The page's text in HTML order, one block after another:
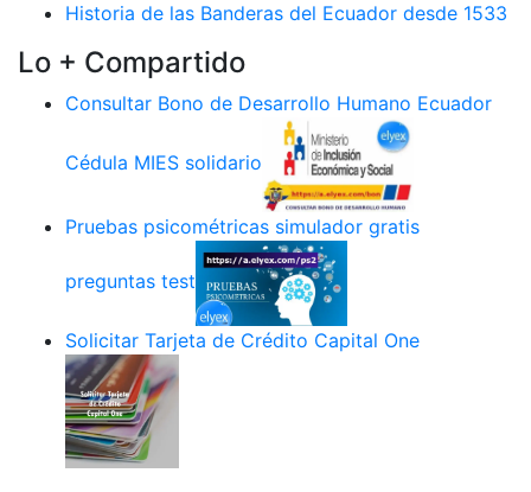
Historia de las Banderas del Ecuador desde 1533
Lo + Compartido
Consultar Bono de Desarrollo Humano Ecuador
Cédula MIES solidario
Pruebas psicométricas simulador gratis
preguntas test
Solicitar Tarjeta de Crédito Capital One